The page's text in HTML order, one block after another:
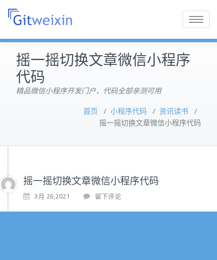
Toggle
摇一摇切换文章微信小程序
代码
精品微信小程序开发门户，代码全部亲测可用
首页 / 小程序代码 / 资讯读书 /
摇一摇切换文章微信小程序代码
摇一摇切换文章微信小程序代码
3月 26,2021 留下评论